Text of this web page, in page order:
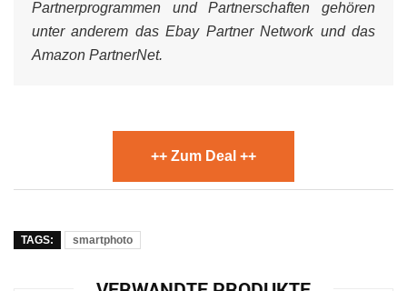
Partnerprogrammen und Partnerschaften gehören
unter anderem das Ebay Partner Network und das
Amazon PartnerNet.
++ Zum Deal ++
TAGS: smartphoto